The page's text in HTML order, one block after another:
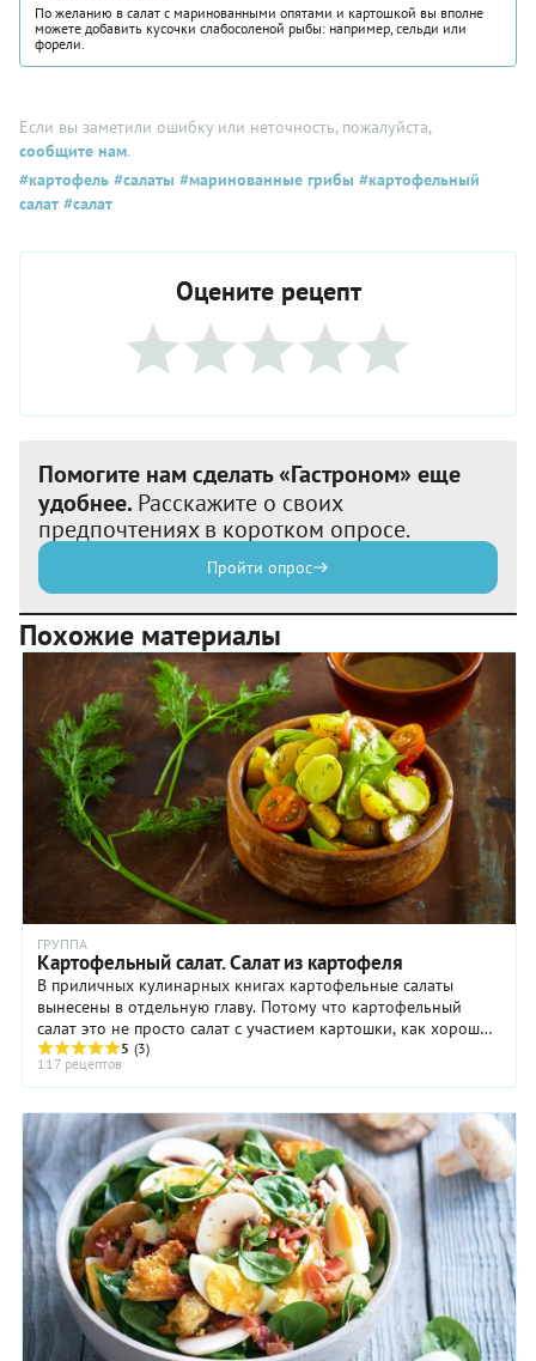
По желанию в салат с маринованными опятами и картошкой вы вполне
можете добавить кусочки слабосоленой рыбы: например, сельди или
форели.
Если вы заметили ошибку или неточность, пожалуйста,
сообщите нам.
#картофель #салаты #маринованные грибы #картофельный
салат #салат
Оцените рецепт
Помогите нам сделать «Гастроном» еще
удобнее. Расскажите о своих
предпочтениях в коротком опросе.
Пройти опрос
Похожие материалы
ГРУППА
Картофельный салат. Салат из картофеля
В приличных кулинарных книгах картофельные салаты
вынесены в отдельную главу. Потому что картофельный
салат это не просто салат с участием картошки, как хорошо
знакомый нам винегрет, оливье или ...
5 (3)
117 рецептов